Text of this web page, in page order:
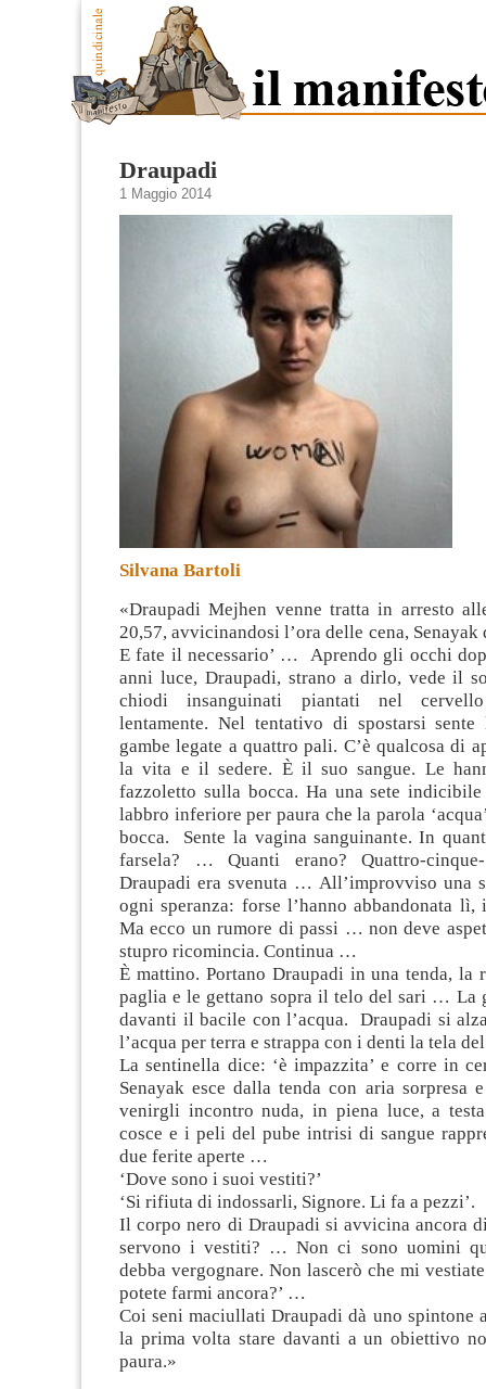
Draupadi
1 Maggio 2014
Silvana Bartoli
«Draupadi Mejhen venne tratta in arresto
20,57, avvicinandosi l’ora delle cena, Senayak
E fate il necessario’ … Aprendo gli occhi
anni luce, Draupadi, strano a dirlo, vede il
chiodi insanguinati piantati nel
lentamente. Nel tentativo di spostarsi
gambe legate a quattro pali. C’è qualcosa di
la vita e il sedere. È il suo sangue. Le
fazzoletto sulla bocca. Ha una sete
labbro inferiore per paura che la parola
bocca. Sente la vagina sanguinante. In
farsela? … Quanti erano? Quattro-
Draupadi era svenuta … All’improvviso una
ogni speranza: forse l’hanno abbandonata
Ma ecco un rumore di passi … non deve
stupro ricomincia. Continua …
È mattino. Portano Draupadi in una tenda, la
paglia e le gettano sopra il telo del sari … La
davanti il bacile con l’acqua. Draupadi si
l’acqua per terra e strappa con i denti la tela
La sentinella dice: ‘è impazzita’ e corre in
Senayak esce dalla tenda con aria sorpresa
venirgli incontro nuda, in piena luce, a
cosce e i peli del pube intrisi di sangue
due ferite aperte …
‘Dove sono i suoi vestiti?’
‘Si rifiuta di indossarli, Signore. Li fa a pezzi’.
Il corpo nero di Draupadi si avvicina ancora
servono i vestiti? … Non ci sono uomini
debba vergognare. Non lascerò che mi
potete farmi ancora?’ …
Coi seni maciullati Draupadi dà uno spintone
la prima volta stare davanti a un obiettivo
paura.»